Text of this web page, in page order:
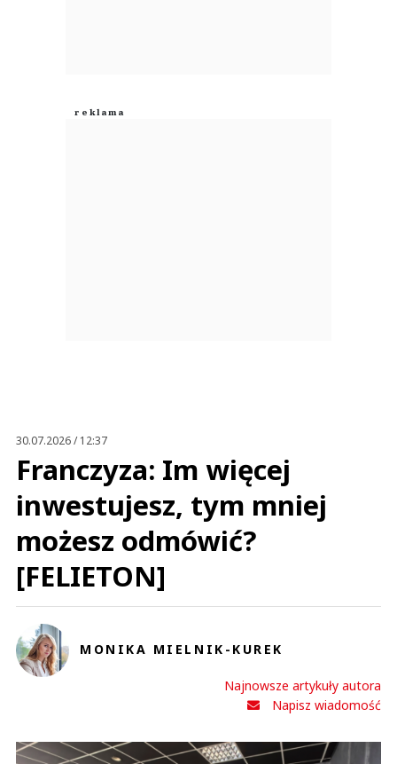
30.07.2026 / 12:37
Franczyza: Im więcej
inwestujesz, tym mniej
możesz odmówić?
[FELIETON]
MONIKA MIELNIK-KUREK
Najnowsze artykuły autora
Napisz wiadomość